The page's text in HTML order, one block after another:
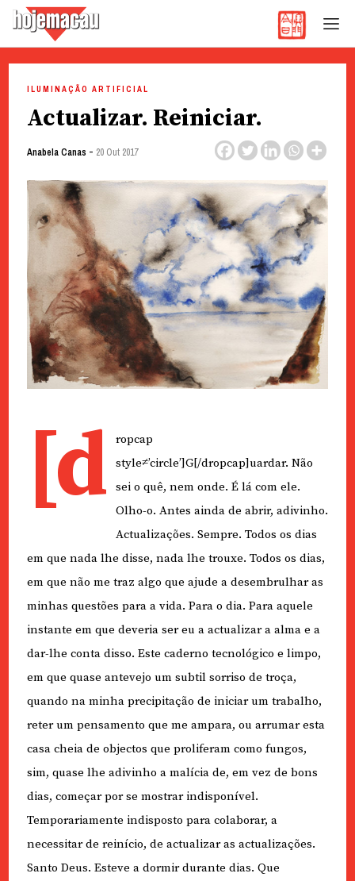
content
ILUMINAÇÃO ARTIFICIAL
Actualizar. Reiniciar.
Anabela Canas - 20 Out 2017
[d
ropcap
style≠’circle’]G[/dropcap]uardar. Não
sei o quê, nem onde. É lá com ele.
Olho-o. Antes ainda de abrir, adivinho.
Actualizações. Sempre. Todos os dias
em que nada lhe disse, nada lhe trouxe. Todos os dias,
em que não me traz algo que ajude a desembrulhar as
minhas questões para a vida. Para o dia. Para aquele
instante em que deveria ser eu a actualizar a alma e a
dar-lhe conta disso. Este caderno tecnológico e limpo,
em que quase antevejo um subtil sorriso de troça,
quando na minha precipitação de iniciar um trabalho,
reter um pensamento que me ampara, ou arrumar esta
casa cheia de objectos que proliferam como fungos,
sim, quase lhe adivinho a malícia de, em vez de bons
dias, começar por se mostrar indisponível.
Temporariamente indisposto para colaborar, a
necessitar de reinício, de actualizar as actualizações.
Santo Deus. Esteve a dormir durante dias. Que